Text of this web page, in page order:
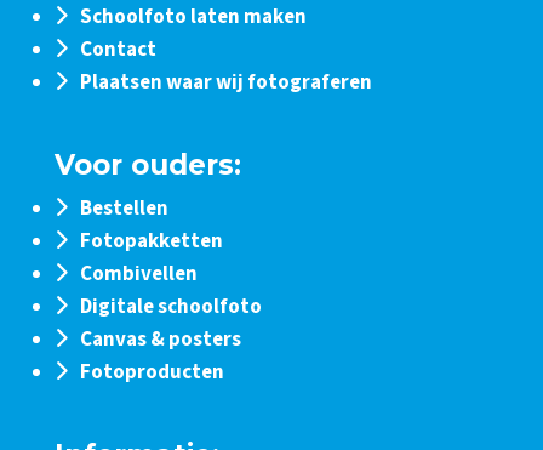
Schoolfoto laten maken
Contact
Plaatsen waar wij fotograferen
Voor ouders:
Bestellen
Fotopakketten
Combivellen
Digitale schoolfoto
Canvas & posters
Fotoproducten